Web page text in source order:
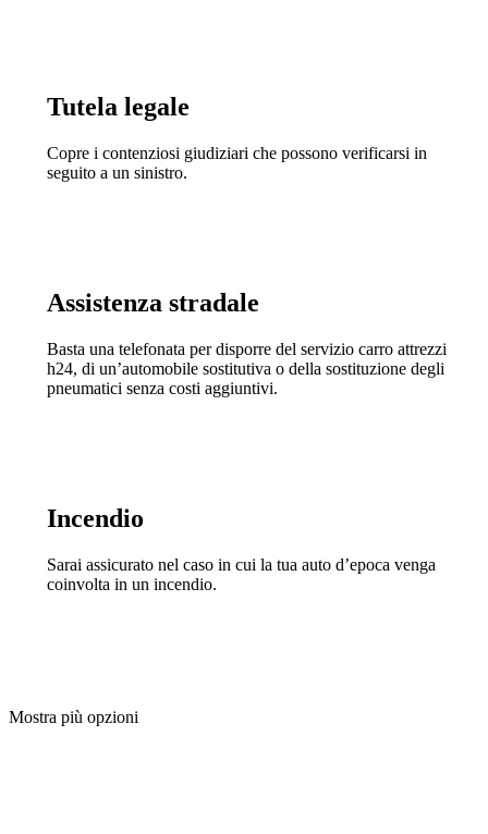
Tutela legale
Copre i contenziosi giudiziari che possono verificarsi in
seguito a un sinistro.
Assistenza stradale
Basta una telefonata per disporre del servizio carro attrezzi
h24, di un’automobile sostitutiva o della sostituzione degli
pneumatici senza costi aggiuntivi.
Incendio
Sarai assicurato nel caso in cui la tua auto d’epoca venga
coinvolta in un incendio.
Mostra più opzioni